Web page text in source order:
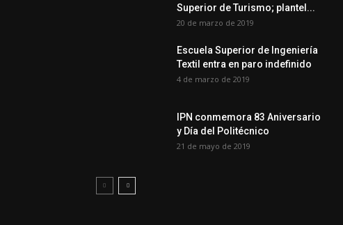
Superior de Turismo; plantel...
20 de marzo de 2019
Escuela Superior de Ingeniería
Textil entra en paro indefinido
4 de marzo de 2019
IPN conmemora 83 Aniversario
y Día del Politécnico
21 de mayo de 2019